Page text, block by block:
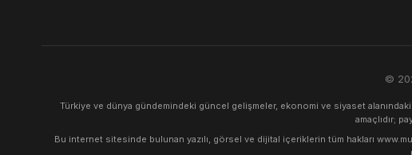
©
Türkiye ve dünya gündemindeki güncel gelişmeler, ekonomi ve siyaset
amaçlıdır;
Bu internet sitesinde bulunan yazılı, görsel ve dijital içeriklerin tüm hakları